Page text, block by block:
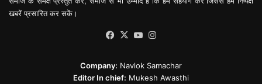
खबरें प्रसारित कर सकें।
Facebook
X YouTube
Company: Navlok Samachar
Editor In chief: Mukesh Awasthi